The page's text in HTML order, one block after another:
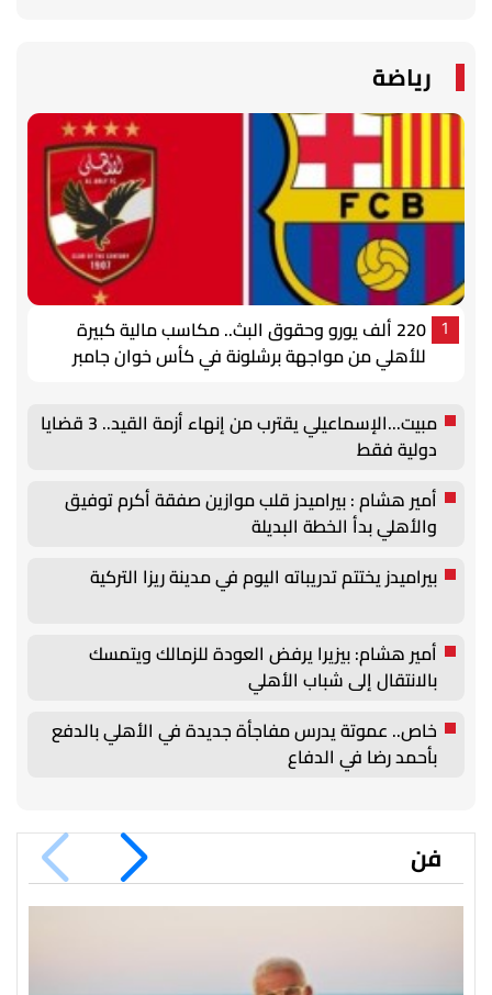
رياضة
1
220 ألف يورو وحقوق البث.. مكاسب مالية كبيرة
للأهلي من مواجهة برشلونة في كأس خوان جامبر
مبيت...الإسماعيلي يقترب من إنهاء أزمة القيد.. 3 قضايا
دولية فقط
أمير هشام : بيراميدز قلب موازين صفقة أكرم توفيق
والأهلي بدأ الخطة البديلة
بيراميدز يختتم تدريباته اليوم في مدينة ريزا التركية
أمير هشام: بيزيرا يرفض العودة للزمالك ويتمسك
بالانتقال إلى شباب الأهلي
خاص.. عموتة يدرس مفاجأة جديدة في الأهلي بالدفع
بأحمد رضا في الدفاع
فن